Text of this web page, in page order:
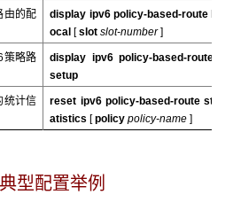
由的配
display ipv6 policy-based-route l
ocal [ slot slot-number ]
策略路
display ipv6 policy-based-route
setup
统计信
reset ipv6 policy-based-route st
atistics[ policypolicy-name ]
型配置举例